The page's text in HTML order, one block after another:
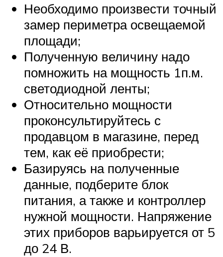
Необходимо произвести точный
замер периметра освещаемой
площади;
Полученную величину надо
помножить на мощность 1п.м.
светодиодной ленты;
Относительно мощности
проконсультируйтесь с
продавцом в магазине, перед
тем, как её приобрести;
Базируясь на полученные
данные, подберите блок
питания, а также и контроллер
нужной мощности. Напряжение
этих приборов варьируется от 5
до 24 В.